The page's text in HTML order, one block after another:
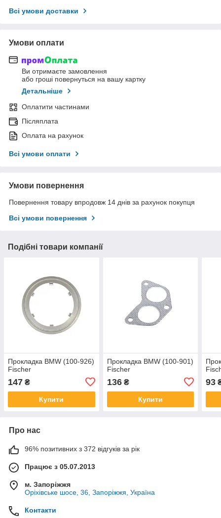
Всі умови доставки
Умови оплати
Ви отримаєте замовлення
або гроші повернуться на вашу картку
Детальніше
Оплатити частинами
Післяплата
Оплата на рахунок
Всі умови оплати
Умови повернення
Повернення товару впродовж 14 днів за рахунок покупця
Всі умови повернення
Подібні товари компанії
Прокладка BMW (100-926)
Fischer
147 ₴
Купити
Прокладка BMW (100-901)
Fischer
136₴
Купити
93
Про нас
96% позитивних з 372 відгуків за рік
Працює з 05.07.2013
м. Запоріжжя
Оріхівське шосе, 36, Запоріжжя, Україна
Контакти